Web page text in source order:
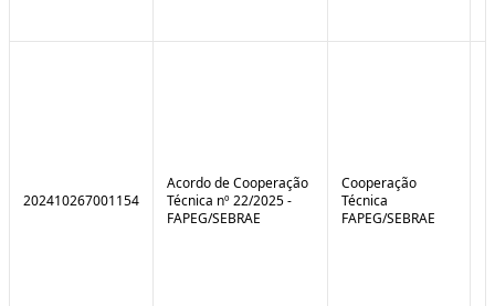
202410267001154
Acordo de Cooperação
Técnica nº 22/2025 -
FAPEG/SEBRAE
Cooperação
Técnica
FAPEG/SEBRAE